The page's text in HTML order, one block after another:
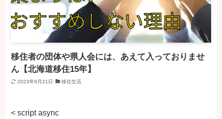
移住者の団体や県人会には、あえて入っておりませ
ん【北海道移住15年】
2023年9月21日 移住生活
< script async